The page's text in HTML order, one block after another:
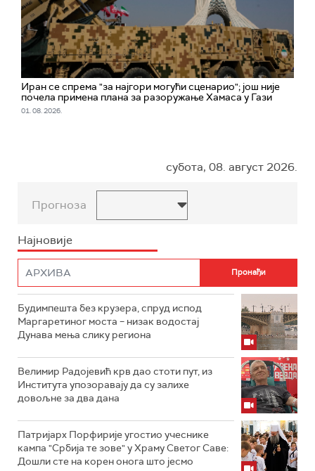
Иран се спрема "за најгори могући сценарио"; jош није
почела примена плана за разоружање Хамаса у Гази
01. 08. 2026.
субота, 08. август 2026.
Прогноза
Најновије
Будимпешта без крузера, спруд испод
Маргаретиног моста – низак водостај
Дунава мења слику региона
Велимир Радојевић крв дао стоти пут, из
Института упозоравају да су залихе
довољне за два дана
Патријарх Порфирије угостио учеснике
кампа "Србија те зове" у Храму Светог Саве:
Дошли сте на корен онога што јесмо